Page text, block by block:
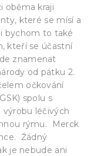
oběma kraji
které se mísí a
bychom to také
kteří se účastní
znamenat
od pátku 2.
očkování
spolu s
výrobu léčivých
rýmu. Merck
Žádný
je nebude ani